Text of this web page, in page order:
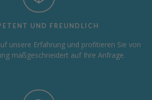
UND FREUNDLICH
unsere Erfahrung und profitieren Sie von
maßgeschneidert auf Ihre Anfrage.